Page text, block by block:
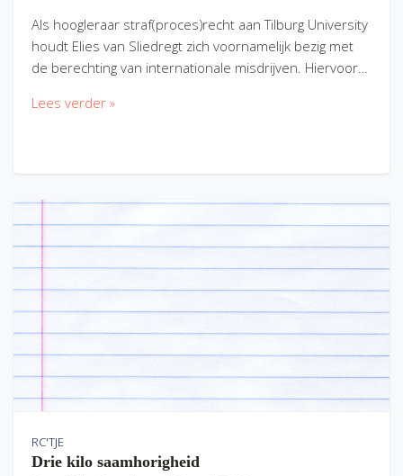
Als hoogleraar straf(proces)recht aan Tilburg University
houdt Elies van Sliedregt zich voornamelijk bezig met
de berechting van internationale misdrijven. Hiervoor…
Lees verder »
RC'TJE
Drie kilo saamhorigheid